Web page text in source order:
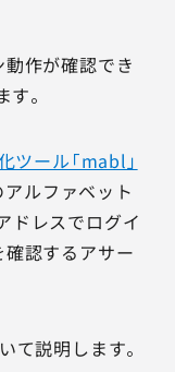
作が確認でき
。
ツール「mabl」
ルファベット
ドレスでログイ
認するアサー
て説明します。